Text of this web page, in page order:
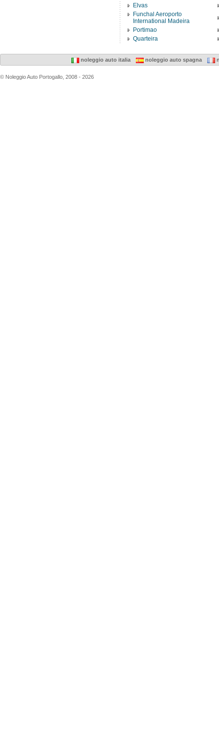
Elvas
Funchal Aeroporto
International Madeira
Portimao
Quarteira
noleggio auto italia noleggio auto spagna
© Noleggio Auto Portogallo, 2008 - 2026